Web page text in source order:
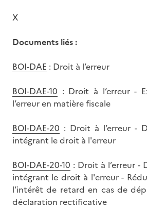
X
Documents liés :
BOI-DAE : Droit à l’erreur
BOI-DAE-10 : Droit à l’erreur -
l’erreur en matière fiscale
BOI-DAE-20 : Droit à l’erreur -
intégrant le droit à l'erreur
BOI-DAE-20-10 : Droit à l’erreur -
intégrant le droit à l'erreur -
l’intérêt de retard en cas de
déclaration rectificative